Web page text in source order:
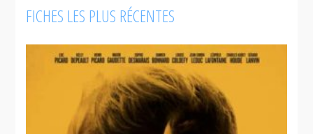
FICHES LES PLUS RÉCENTES